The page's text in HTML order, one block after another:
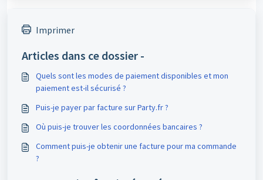
Imprimer
Articles dans ce dossier -
Quels sont les modes de paiement disponibles et mon
paiement est-il sécurisé ?
Puis-je payer par facture sur Party.fr ?
Où puis-je trouver les coordonnées bancaires ?
Comment puis-je obtenir une facture pour ma commande
?